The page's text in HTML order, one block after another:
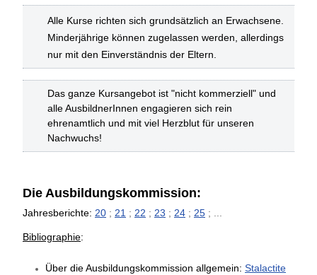
Alle Kurse richten sich grundsätzlich an Erwachsene.
Minderjährige können zugelassen werden, allerdings
nur mit den Einverständnis der Eltern.
Das ganze Kursangebot ist "nicht kommerziell" und
alle AusbildnerInnen engagieren sich rein
ehrenamtlich und mit viel Herzblut für unseren
Nachwuchs!
Die Ausbildungskommission:
Jahresberichte: 20 ; 21 ; 22 ; 23 ; 24 ; 25 ; ...
Bibliographie:
Über die Ausbildungskommission allgemein: Stalactite